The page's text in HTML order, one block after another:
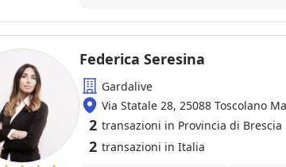
Federica Seresina
Gardalive
Via Statale 28, 25088 Toscolano
2 transazioni in Provincia di Brescia
2 transazioni in Italia